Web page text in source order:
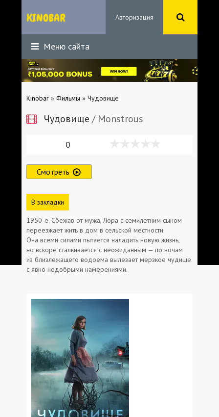
Авторизация
Меню сайта
Kinobar » Фильмы » Чудовище
Чудовище / Monstrous
0
Смотреть
В закладки
1950-е. Сбежав от мужа, Лора с семилетним сыном
переезжает жить в дом в сельской местности.
Она всеми силами пытается наладить новую жизнь,
но вскоре сталкивается с неожиданным — по ночам
из близлежащего водоема вылезает мерзкое чудище
с явно недобрыми намерениями.